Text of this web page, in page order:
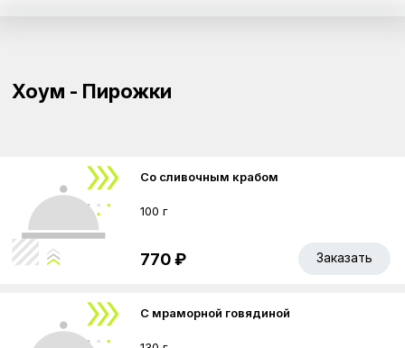
Хоум - Пирожки
Со сливочным крабом
100 г
770 ₽ Заказать
С мраморной говядиной